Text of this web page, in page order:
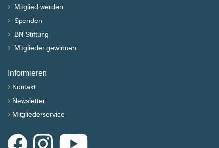
› Mitglied werden
› Spenden
› BN Stiftung
› Mitglieder gewinnen
Informieren
› Kontakt
› Newsletter
› Mitgliederservice
FacebookInstagramYouTube